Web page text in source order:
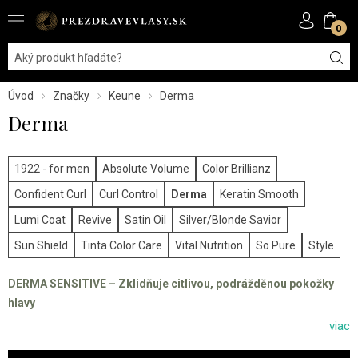
0
Úvod Značky Keune Derma
Derma
1922 - for men Absolute Volume
Color Brillianz
Confident Curl
Curl Control Derma
Keratin Smooth
Lumi Coat
Revive Satin Oil
Silver/Blonde Savior
Sun Shield
Tinta Color Care Vital Nutrition So Pure Style
DERMA SENSITIVE – Zklidňuje citlivou, podrážděnou pokožky
hlavy
Vyrobili jsme Care Derma Sensitive od Keune speciálně pro ty, kteří
mají citlivou pokožku. Pečlivě formulováno ke snížení rizika
viac